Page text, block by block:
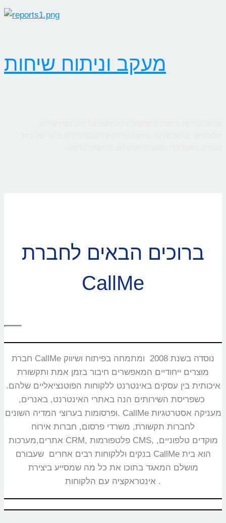
מעקב וניתוח שיחות
ברוכים הבאים לחברת
CallMe
חברת CallMe נוסדה בשנת 2008 ומתמחה בפיתוח ושיווק
מוצרים ייחודיים המאפשרים חיבור בזמן אמת ותקשורת
איכותית בין עסקים באינטרנט ללקוחות הפוטנציאליים שלהם.
כשפריסת השירותים הנה באתרי האינטרנט, באנרים,
ופרסומות בערוצי המדיה השונים. CallMe מעניקה אסטרטגיות
לחברות תקשורת, משרדי פרסום, חברות אירוח
אתרים,מערכות CRM, פלטפורמות CMS, מוקדים טלפוניים,
בנקים וללקוחות רבים אחרים שעבורם CallMe הוא בית
מושלם המאגד בתוכו את כל מה שמסייע ביצירת
אינטראקציה עם הלקוחות.